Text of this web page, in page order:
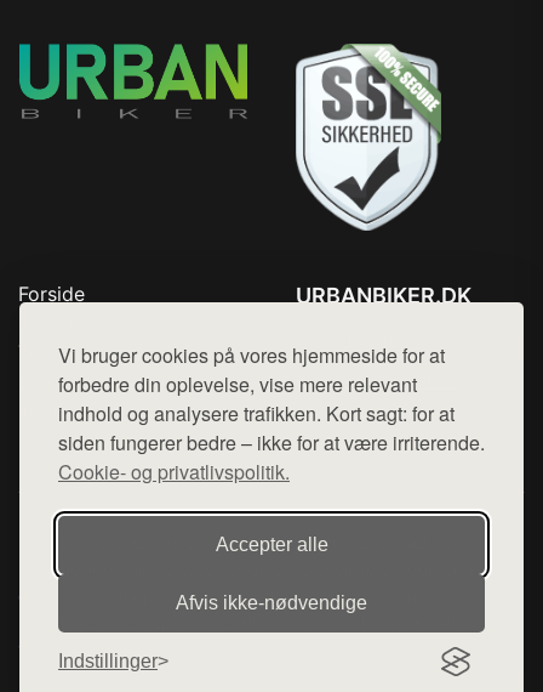
Vi bruger cookies på vores hjemmeside for at
forbedre din oplevelse, vise mere relevant
indhold og analysere trafikken. Kort sagt: for at
siden fungerer bedre – ikke for at være irriterende.
Cookie- og privatlivspolitik.
Accepter alle
Afvis ikke‑nødvendige
Indstillinger
Forside
Top Rabatter
Blog
Kontakt
URBANBIKER.DK
Mail: hej@want.dk
Cookie- og privatlivspolitik
Denne side er en del af want.dk, der udgiver en række
hjemmesider med præsentation af forskellige produkter fra
diverse webshops. Der sælges ikke varer fra denne side - vi
varerne på lager.